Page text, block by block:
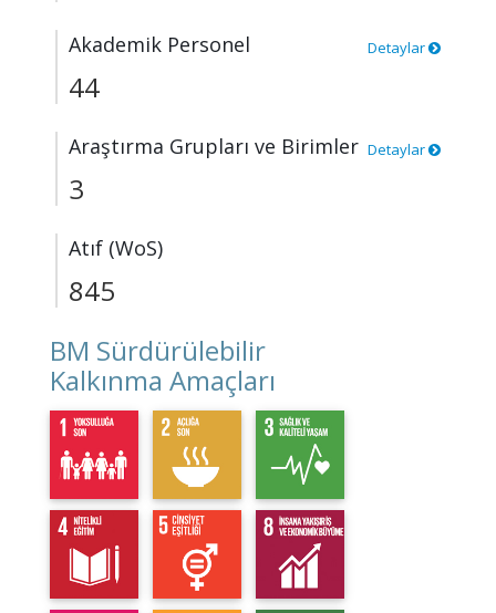
Akademik Personel Detaylar
44
Araştırma Grupları ve Birimler Detaylar
3
Atıf (WoS)
845
BM Sürdürülebilir
Kalkınma Amaçları